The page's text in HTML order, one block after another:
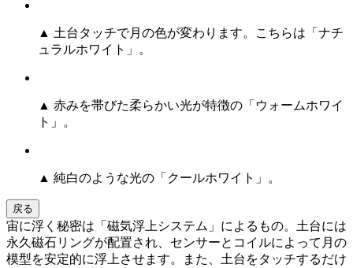
▲ 土台タッチで月の色が変わります。こちらは「ナチ
ュラルホワイト」。
▲ 赤みを帯びた柔らかい光が特徴の「ウォームホワイ
ト」。
▲ 純白のような光の「クールホワイト」。
戻る
宙に浮く秘密は「磁気浮上システム」によるもの。土台には
永久磁石リングが配置され、センサーとコイルによって月の
模型を安定的に浮上させます。また、土台をタッチするだけ